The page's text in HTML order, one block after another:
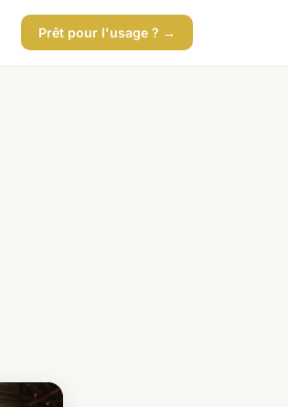
Prêt pour l'usage ? →